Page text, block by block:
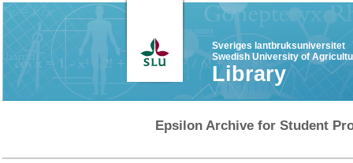
Sveriges lantbruksuniversitet
Swedish University of
Library
Epsilon Archive for Student